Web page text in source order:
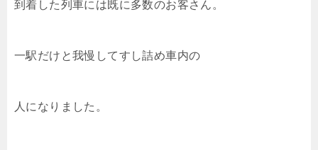
到着した列車には既に多数のお客さん。
一駅だけと我慢してすし詰め車内の
人になりました。